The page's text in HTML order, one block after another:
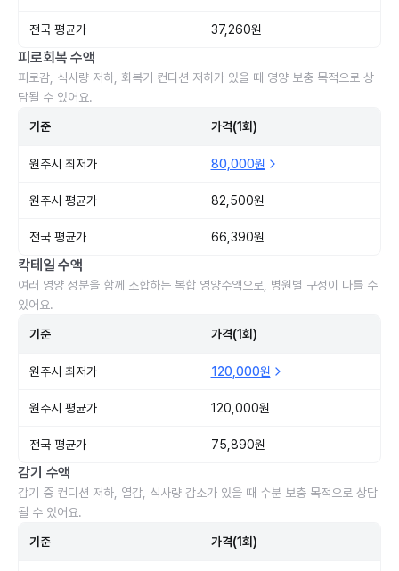
전국 평균가 37,260원
피로회복 수액
피로감, 식사량 저하, 회복기 컨디션 저하가 있을 때 영양 보충 목적으로 상
담될 수 있어요.
기준 가격(1회)
원주시 최저가 80,000원
원주시 평균가 82,500원
전국 평균가 66,390원
칵테일 수액
여러 영양 성분을 함께 조합하는 복합 영양수액으로, 병원별 구성이 다를 수
있어요.
기준 가격(1회)
원주시 최저가 120,000원
원주시 평균가 120,000원
전국 평균가 75,890원
감기 수액
감기 중 컨디션 저하, 열감, 식사량 감소가 있을 때 수분 보충 목적으로 상담
될 수 있어요.
기준 가격(1회)